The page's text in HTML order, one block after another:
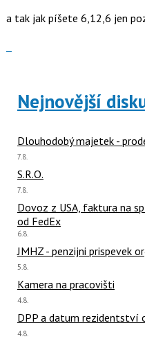
použít
následující
a
pro
předchozí
nový
názor
a tak jak píšete 6,12,6 jen
Nejnovější
Dlouhodobý majetek -
Poslední
7.8.
S.R.O.
Poslední
7.8.
Dovoz z USA, faktura na
od FedEx
Poslední
6.8.
JMHZ - penzijni prispevek
Poslední
5.8.
Kamera na pracovišti
Poslední
4.8.
DPP a datum rezidentství
Poslední
4.8.